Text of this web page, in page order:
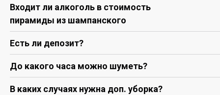
Входит ли алкоголь в стоимость
пирамиды из шампанского
Есть ли депозит?
До какого часа можно шуметь?
В каких случаях нужна доп. уборка?